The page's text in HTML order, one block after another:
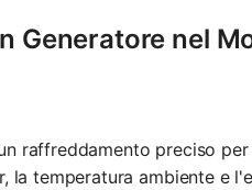
Generatore nel
raffreddamento preciso
la temperatura ambiente e